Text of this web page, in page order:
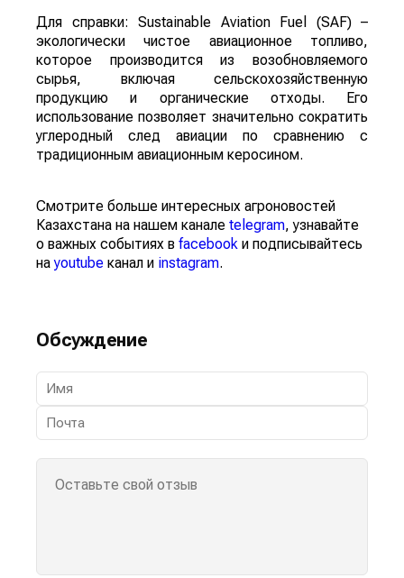
Для справки: Sustainable Aviation Fuel (SAF) –
экологически чистое авиационное топливо,
которое производится из возобновляемого
сырья, включая сельскохозяйственную
продукцию и органические отходы. Его
использование позволяет значительно сократить
углеродный след авиации по сравнению с
традиционным авиационным керосином.
Смотрите больше интересных агроновостей
Казахстана на нашем канале telegram, узнавайте
о важных событиях в facebook и подписывайтесь
наyoutube канал и instagram.
Обсуждение